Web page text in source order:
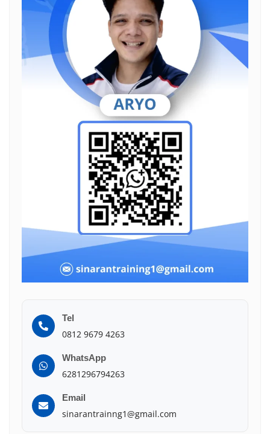
Tel
0812 9679 4263
WhatsApp
6281296794263
Email
sinarantrainng1@gmail.com